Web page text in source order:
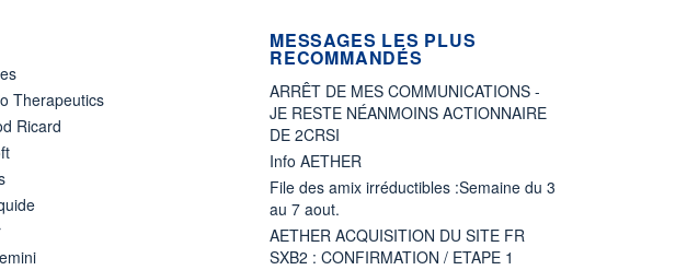
Therapeutics
Ricard
MESSAGES LES PLUS
RECOMMANDÉS
ARRÊT DE MES COMMUNICATIONS -
JE RESTE NÉANMOINS ACTIONNAIRE
DE 2CRSI
Info AETHER
File des amix irréductibles :Semaine du 3
au 7 aout.
AETHER ACQUISITION DU SITE FR
SXB2 : CONFIRMATION / ETAPE 1